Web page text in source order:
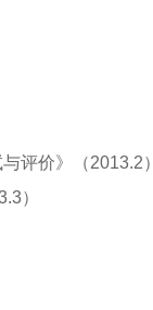
评价》（2013.2）
）